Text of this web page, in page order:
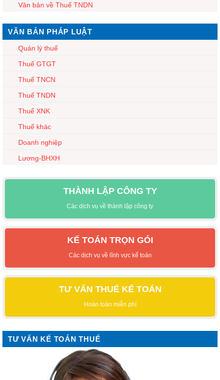
Văn bản về Thuế TNDN
VĂN BẢN PHÁP LUẬT
Quản lý thuế
Thuế GTGT
Thuế TNCN
Thuế TNDN
Thuế XNK
Thuế khác
Doanh nghiệp
Lương-BHXH
THÀNH LẬP CÔNG TY
Các dịch vụ về thành lập công ty
KẾ TOÁN TRỌN GÓI
Các dịch vụ về lĩnh vực kế toán
TƯ VẤN THUẾ KẾ TOÁN
Hoàn toàn miễn phí
TƯ VẤN KẾ TOÁN THUẾ